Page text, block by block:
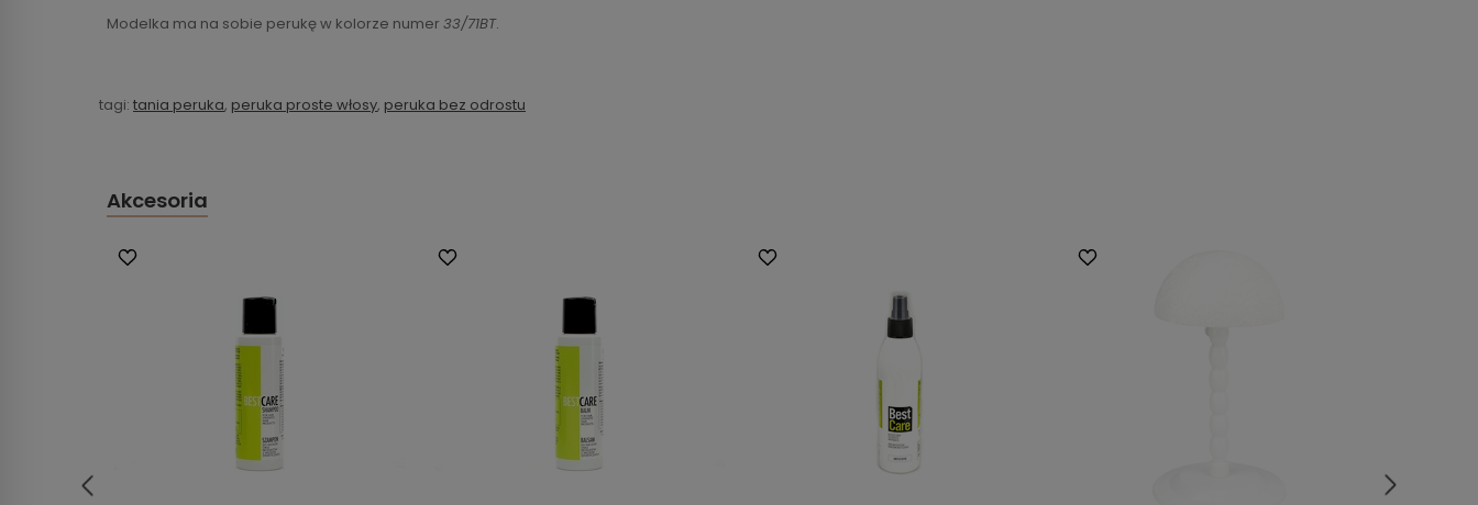
Modelka ma na sobie perukę w kolorze numer 33/71BT.
tagi: tania peruka, peruka proste włosy, peruka bez odrostu
Akcesoria